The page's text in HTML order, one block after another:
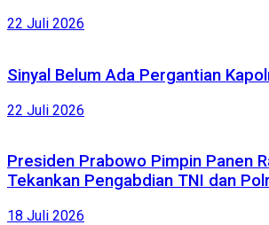
22 Juli 2026
Sinyal Belum Ada Pergantian
22 Juli 2026
Presiden Prabowo Pimpin Panen
Tekankan Pengabdian TNI dan
18 Juli 2026